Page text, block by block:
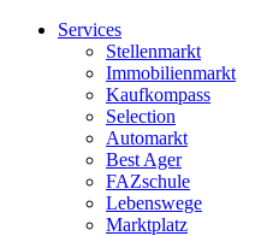
Services
Stellenmarkt
Immobilienmarkt
Kaufkompass
Selection
Automarkt
Best Ager
FAZschule
Lebenswege
Marktplatz